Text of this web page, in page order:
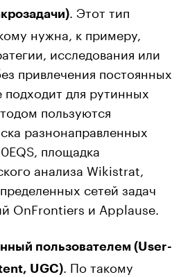
. Этот тип
нужна, к примеру,
исследования или
привлечения постоянных
для рутинных
пользуются
разнонаправленных
площадка
анализа Wikistrat,
сетей задач
OnFrontiers и Applause.
пользователем (User-
UGC)
. По такому